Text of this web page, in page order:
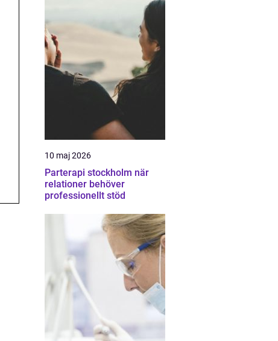
10 maj 2026
Parterapi stockholm när
relationer behöver
professionellt stöd